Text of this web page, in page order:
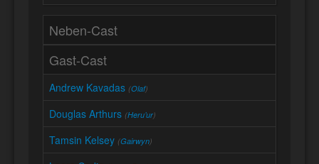
Neben-Cast
Gast-Cast
Andrew Kavadas (Olaf)
Douglas Arthurs (Heru’ur)
Tamsin Kelsey (Gairwyn)